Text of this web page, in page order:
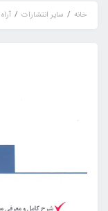
خانه سایر انتشارات آراه